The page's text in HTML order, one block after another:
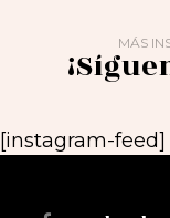
MÁS
[instagram-feed]